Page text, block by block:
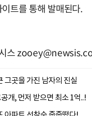
트를 통해 발매된다.
스